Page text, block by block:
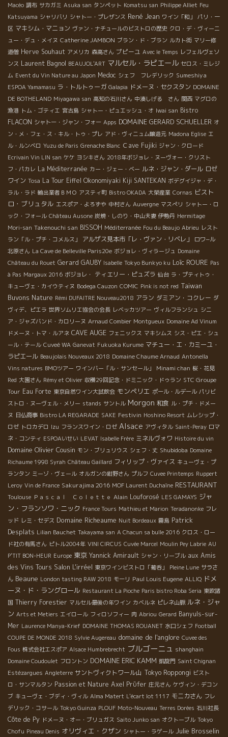
Macéo 調布 サカガミ Asuka san タンペット Komatsu san Philippe Alliet Feu
Katsuyama シャリバリ シャトー・プレザンス René Jean ワイン「和」
パリ・一
区 マキシム・マニョン ヴァン・ナチュールのビストロの歴史 クロ・デ・ヴィーニ
ュー・デュ・メイヌ Catherine JAMBON ブラン・ド・ブラン ルカト街 マリー修
道僧 Herve Souhaut アメリカ 森高さん プピーユ Avec le Temps レフェルヴェソ
ンス Laurent Bagnol BEAUJOL'ART マルセル・ラピエール セロス・ミレジ
ム Event du Vin Nature au Japon Medoc シェフ フレデリック Sumeshiya
ESPOA Yamamasu ラ・トルトゥーガ Galapia ドメーヌ・セクスタン DOMAINE
DE BOTHELAND Miyagawa san 高知の石川さん 中湊しげる さん 関西 マグロの
漁港 トム・ゴティエ 宮古島 シャトー・ピュエッシュ・オ Iwai san Bistro
FLACON シャトー・ジャン・フォー Apps DOMAINE GERARD SCHUELLER オ
ン・メ・フェ・ス・キル・トゥ・プレ アド・ヴィニュム醸造元 Madona Eglise エ
ル・ルンベロ Yuzu de Paris Grenache Blanc Ｃave Fujiki ジャン・クロード
Ecrivain Vin LIN san ケケ ヨシキさん 2018年ボジョレ・ヌーヴォー・クリスト
フ・パカレ La Méditerranée カー・ジェー・ベー ルネ・ジャン・ダール ロゼ
ワイン Tosa La Tour Eiffel Okonomiyaki Kiji SANTEKAN ボデグイジャ・デ・
ラル・ラド 輸出業者ＢＭＯ アスティ町 Bistro OKADA 大榮産業 Cornas ビスト
ロ・ブリュタル エスポア・よろずや 中村さん Auvergne マスぺリ シャトー・ロ
ック・フォール Château Ausone 炭焼・しのり・中山夫妻 伊勢丹 Hermitage
Mori-san Takenouchi san BISSOH Méditerranée Fou du Beaujo Abrieu レスト
ラン「ル・プチ・コメルス」
アルザス見本市「レ・ヴァン・リベレ」
ロワ−ル
北原さん La Cave de Belleville Paris20e ボジョレ・ヴィラージュ Domaine
Château du Rouet Gerard GAUBY Isabelle Tokyo Bunkyo ku Loïc ROURE Pas
à Pas Margaux 2016 ボジョレ・ ティエリー・ピュズラ 仙台 ラ・プティトゥ・
キューヴェ・カイウティヌ Bodega Cauzon COMIC Pink is not red Taiwan
Buvons Nature Rémi DUFAITRE Nouveau2018 アラン ダミアン・コクレー ダ
ヴィデ、ピエラ 世界ソムリエ協会の会長 レベッカツアー ヴィルフランシュ シニ
ア・ジャズバンド・カロリーヌ Arnaud Combier Montgueux Domaine Ad Vinum
ドメーヌ・トマ・ルアネ CAVE AUGE フェニックス マキシムス シス・ピエ・シュ
ール・テール Cuveé WA Ganevat Fukuoka Kurume マチュー・エ・カミーユ・
ラピエール Beaujolais Nouveaux 2018 Domaine Chaume Arnaud Antonella
Vins natures BMOツアー ワインバー「ル・サンセール」 Minami chan 桜・花見
Red 大園さん Rémy et Olivier 収穫29回記念・ドミニック・ドゥラン STC Groupe
Tour Eau Forte 東京自然ワイン大試飲会 モンペリエ ポール・ルデール パリビ
ストロ・ヌーヴェル・メリー stands サントル Morgon 和食 ル・プチ・ドメー
ヌ 日仏商事 Bistro LA REGARADE SAKE Festivin Hoshino Resort ムレシップ・
ロゼ トロカデロ Izu フランスワイン・ロゼ Alsace アヴィタル Saint-Peray ロマ
ネ・コンティ ESPOAいせい LEVAT Isabelle Frère ミネルヴォワ Histoire du vin
Domaine Olivier Cousin モン・ブリュリウス シェフ・丈 Shubidoba Domaine
Richaume 1998 Syrah Château Gaillard フィリップ・ヴァイス キューヴェ・プ
ランタン ミーゾ・ヴェール オルガンの紺野さん プルフ Cuvee Printemps Ruppert
Leroy Vin de France Sakurajima 2016 MOF Laurent Duchaîne RESTAURANT
Toulouse Ｐａｓｃａｌ Ｃｏｌｅｔｔｅ Alain Louforosé LES GAMAYS ジャ
ン・フランソワ・ニック France Tours Mathieu et Marion Teradanonke フレ
ッド レミ・セデス Domaine Richeaume Nuit Bordeaux 霧島 Patrick
Desplats Lilian Bauchet Takayama san A Chacun sa bulle 2016 クロス・ロー
ド社の有馬さん ピトル2004年 VINI CIRCUS Cuvée Marcel Moulin Pey Labrie AU
P'TIT BON-HEUR Europe 東京 Yannick Amirault シャン・リーブル aux Amis
des Vins Tours Salon L'irréel 東京ワインビストロ「葡呑」 Pleine Lune サラさ
ん Beaune London tasting RAW 2018 モーリ Paul Louis Eugene ALLIQ ドメ
ーヌ・ド・ラングロール Restaurant La Pioche Paris bistro Roba Seria 東欧諸
国 Thierry Forestier マルセル最後の年ワイン カベルネ ピレネ山脈 ルネ・ジャ
ン Arts et Metiers エイロール フィロソフィー 肉 Abriou Gerard Banyuls-sur-
Mer Laurence Manya-Krief DOMAINE THOMAS ROUANET 水口シェフ Football
COUPE DE MONDE 2018 Sylvie Augereau domaine de l'anglore Cuvee des
Fous 株式会社エスポア Alsace Humbrebrecht ブルゴーニュ shanghain
Domaine Coudoulet フロントン DOMAINE ERIC KAMM 凱旋門 Saint Chignan
Estézargues Angleterre サントヴィクトワール山 Tokyo Roppongi ビスト
ロ・サンマルタン Passion et Nature Axel Prϋfer 庄元さん ケヴィン・デコン
ブ キューヴェ・ブディ・ヴィル Alma Matert L'écart lot 1117 モニカさん フレ
デリック・コサール Tokyo Guinza PLOUF Moto-Nouveau Terres Dorées 石川社長
Côte de Py ドメーヌ・オー・ブリュガス Saito Junko san オクトーブル Tokyo
Chofu Pineau Denis オリヴィエ・クザン シャトー・ラゲール Julie Brosselin